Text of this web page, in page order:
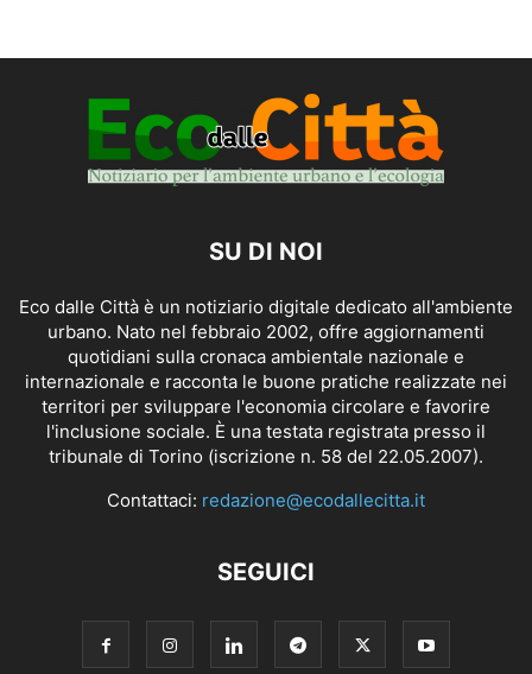
SU DI NOI
Eco dalle Città è un notiziario digitale dedicato all'ambiente
urbano. Nato nel febbraio 2002, offre aggiornamenti
quotidiani sulla cronaca ambientale nazionale e
internazionale e racconta le buone pratiche realizzate nei
territori per sviluppare l'economia circolare e favorire
l'inclusione sociale. È una testata registrata presso il
tribunale di Torino (iscrizione n. 58 del 22.05.2007).
Contattaci: redazione@ecodallecitta.it
SEGUICI